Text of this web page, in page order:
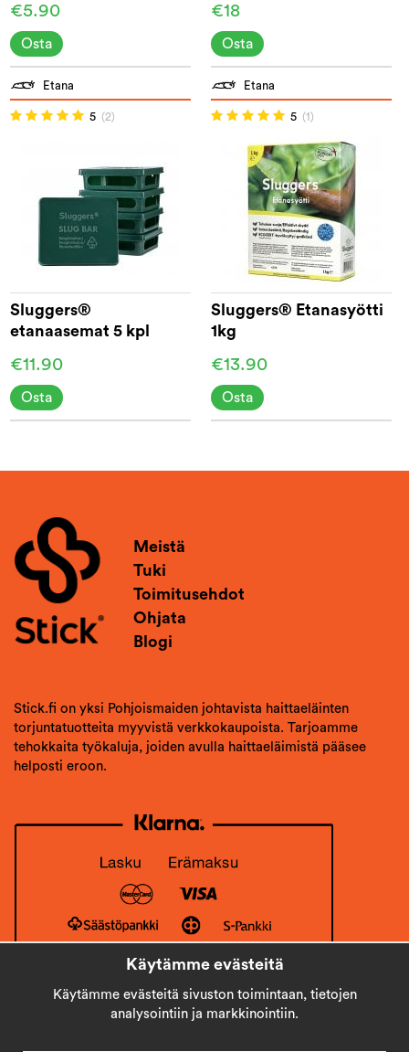
€5.90
Osta
€18
Osta
Etana
5 (2)
Sluggers®
etanaasemat 5 kpl
€11.90
Osta
Etana
5 (1)
Sluggers® Etanasyötti
1kg
€13.90
Osta
Meistä
Tuki
Toimitusehdot
Ohjata
Blogi
Stick.fi on yksi Pohjoismaiden johtavista haittaeläinten
torjuntatuotteita myyvistä verkkokaupoista. Tarjoamme
tehokkaita työkaluja, joiden avulla haittaeläimistä pääsee
helposti eroon.
Käytämme evästeitä
Käytämme evästeitä sivuston toimintaan, tietojen
analysointiin ja markkinointiin.